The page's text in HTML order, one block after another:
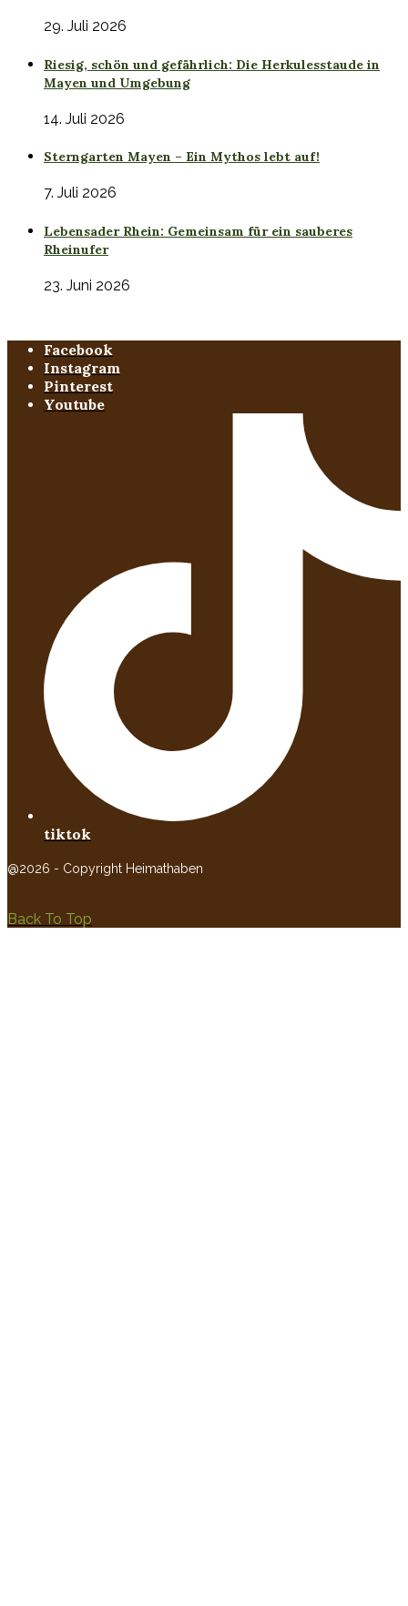
29. Juli 2026
Riesig, schön und gefährlich: Die Herkulesstaude in
Mayen und Umgebung
14. Juli 2026
Sterngarten Mayen – Ein Mythos lebt auf!
7. Juli 2026
Lebensader Rhein: Gemeinsam für ein sauberes
Rheinufer
23. Juni 2026
Facebook
Instagram
Pinterest
Youtube
tiktok
@2026 - Copyright Heimathaben
Back To Top